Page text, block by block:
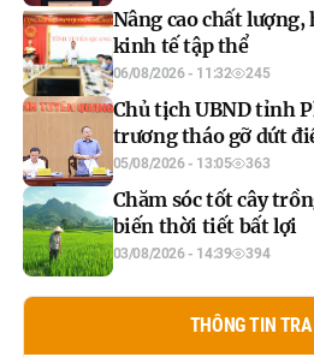
Nâng cao chất
kinh tế tập thể
06/08/2026 - 11:32 245
Chủ tịch UBND tỉnh
trương tháo gỡ dứt
đọng, đẩy nhanh xây
đai
05/08/2026 - 13:05 363
Chăm sóc tốt cây
biến thời tiết bất lợi
03/08/2026 - 14:39 394
THÔNG TIN